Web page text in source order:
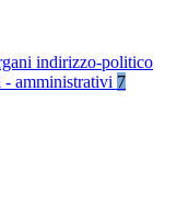
indirizzo-politico
amministrativi 7